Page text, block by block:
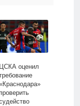
ЦСКА оценил
проверить